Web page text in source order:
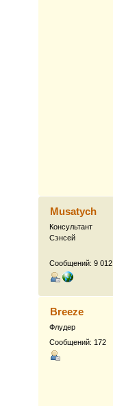
Musatych
Консультант
Сэнсей
Сообщений: 9 012
Breeze
Флудер
Сообщений: 172